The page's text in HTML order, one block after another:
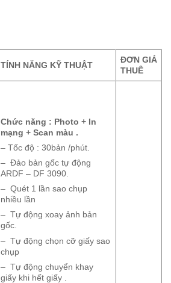
TÍNH NĂNG KỸ THUẬT
ĐƠN GIÁ
THUÊ
Chức năng : Photo + In
mạng + Scan màu .
– Tốc độ : 30bản /phút.
– Đảo bản gốc tự động
ARDF – DF 3090.
– Quét 1 lần sao chụp
nhiều lần
– Tự động xoay ảnh bản
gốc.
– Tự động chọn cỡ giấy sao
chụp
– Tự động chuyển khay
giấy khi hết giấy .